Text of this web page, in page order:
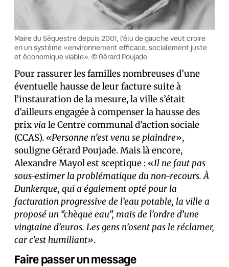
Maire du Séquestre depuis 2001, l’élu de gauche veut croire
en un système «environnement efficace, socialement juste
et économique viable». © Gérard Poujade
Pour rassurer les familles nombreuses d’une
éventuelle hausse de leur facture suite à
l’instauration de la mesure, la ville s’était
d’ailleurs engagée à compenser la hausse des
prixvia le Centre communal d’action sociale
(CCAS). «Personne n’est venu se plaindre»,
souligne Gérard Poujade. Mais là encore,
Alexandre Mayol est sceptique : «Il ne faut pas
sous-estimer la problématique du non-recours. À
Dunkerque, qui a également opté pour la
facturation progressive de l’eau potable, la ville a
proposé un “chèque eau”, mais de l’ordre d’une
vingtaine d’euros. Les gens n’osent pas le réclamer,
car c’est humiliant».
Faire passer un message